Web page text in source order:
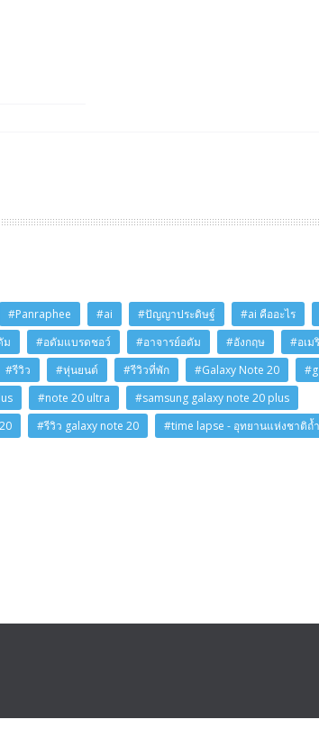
#Panraphee #ai #ปัญญาประดิษฐ์ #ai คืออะไร
ม #อดัมแบรดชอว์ #อาจารย์อดัม #อังกฤษ
#อเม
#รีวิว #หุ่นยนต์ #รีวิวที่พัก #Galaxy Note 20
#note 20 ultra
#samsung galaxy note 20 plus
#รีวิว galaxy note 20
#time lapse - อุทยานแห่งชาติถ้